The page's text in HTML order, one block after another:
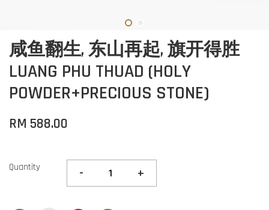
咸鱼翻生, 东山再起, 旗开得胜
LUANG PHU THUAD (HOLY
POWDER+PRECIOUS STONE)
RM 588.00
Quantity - +